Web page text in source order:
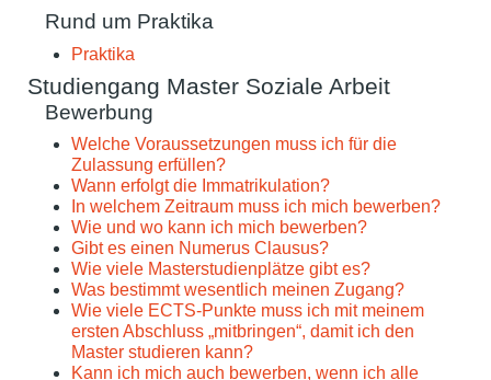
Rund um Praktika
Praktika
Studiengang Master Soziale Arbeit
Bewerbung
Welche Voraussetzungen muss ich für die
Zulassung erfüllen?
Wann erfolgt die Immatrikulation?
In welchem Zeitraum muss ich mich bewerben?
Wie und wo kann ich mich bewerben?
Gibt es einen Numerus Clausus?
Wie viele Masterstudienplätze gibt es?
Was bestimmt wesentlich meinen Zugang?
Wie viele ECTS-Punkte muss ich mit meinem
ersten Abschluss „mitbringen“, damit ich den
Master studieren kann?
Kann ich mich auch bewerben, wenn ich alle